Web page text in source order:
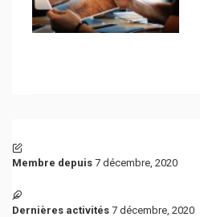
Membre depuis 7 décembre, 2020
Dernières activités 7 décembre, 2020